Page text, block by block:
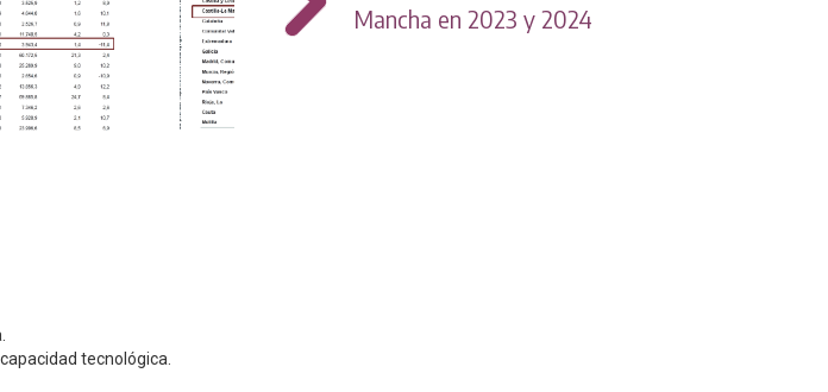
Mancha en 2023 y 2024
tecnológica.